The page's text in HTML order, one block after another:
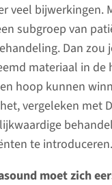
veel bijwerkingen.
subgroep van
Dan zou
materiaal in de
hoop kunnen
vergeleken met
te
moet zich